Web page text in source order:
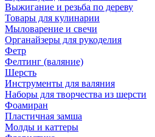
Выжигание и резьба по дереву
Товары для кулинарии
Мыловарение и свечи
Органайзеры для рукоделия
Фетр
Фелтинг (валяние)
Шерсть
Инструменты для валяния
Наборы для творчества из шерсти
Фоамиран
Пластичная замша
Молды и каттеры